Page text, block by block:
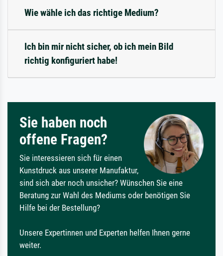
Wie wähle ich das richtige Medium?
Ich bin mir nicht sicher, ob ich mein Bild
richtig konfiguriert habe!
Sie haben noch
offene Fragen?
Sie interessieren sich für einen
Kunstdruck aus unserer Manufaktur,
sind sich aber noch unsicher? Wünschen Sie eine
Beratung zur Wahl des Mediums oder benötigen Sie
Hilfe bei der Bestellung?
Unsere Expertinnen und Experten helfen Ihnen gerne
weiter.